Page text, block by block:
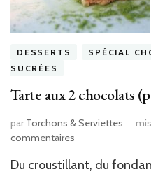
DESSERTS SPÉCIAL
SUCRÉES
Tarte aux 2 chocolats
par Torchons & Serviettes
commentaires
aux
Du croustillant, du